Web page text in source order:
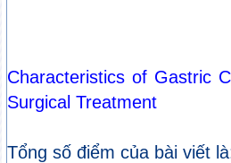
Characteristics of Gastric
Surgical Treatment
Tổng số điểm của bài viết